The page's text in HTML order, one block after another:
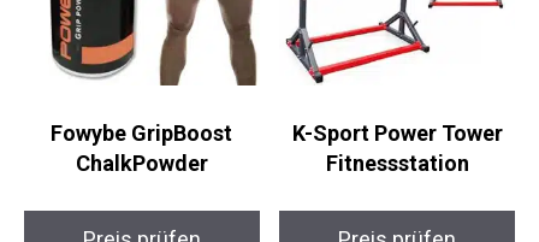
Fowybe GripBoost
ChalkPowder
K-Sport Power Tower
Fitnessstation